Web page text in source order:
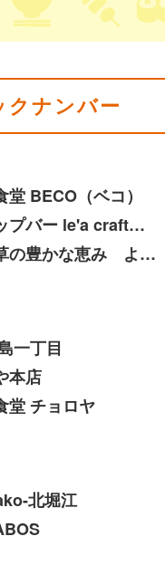
クナンバー
堂 BECO（ベコ）
ルーフトップバー le'a craft（レアクラフト）
熊本・天草の豊かな恵み よしたけ
一丁目
本店
堂 チョロヤ
北堀江